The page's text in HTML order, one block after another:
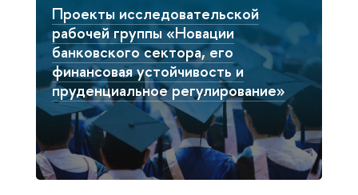
Проекты исследовательской
рабочей группы «Новации
банковского сектора, его
финансовая устойчивость и
пруденциальное регулирование»